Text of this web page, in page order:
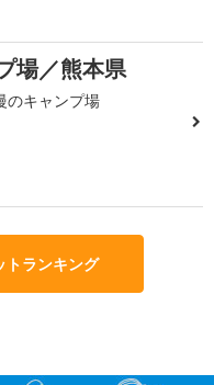
場／熊本県
のキャンプ場
トランキング